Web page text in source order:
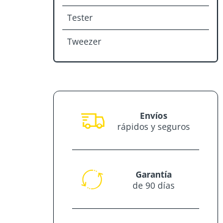
Tester
Tweezer
Envíos
rápidos y seguros
Garantía
de 90 días